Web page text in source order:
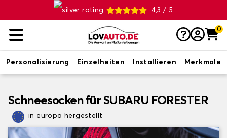
4,3 / 5
0
Personalisierung Einzelheiten Installieren Merkmale
Schneesocken für SUBARU FORESTER
in europa hergestellt